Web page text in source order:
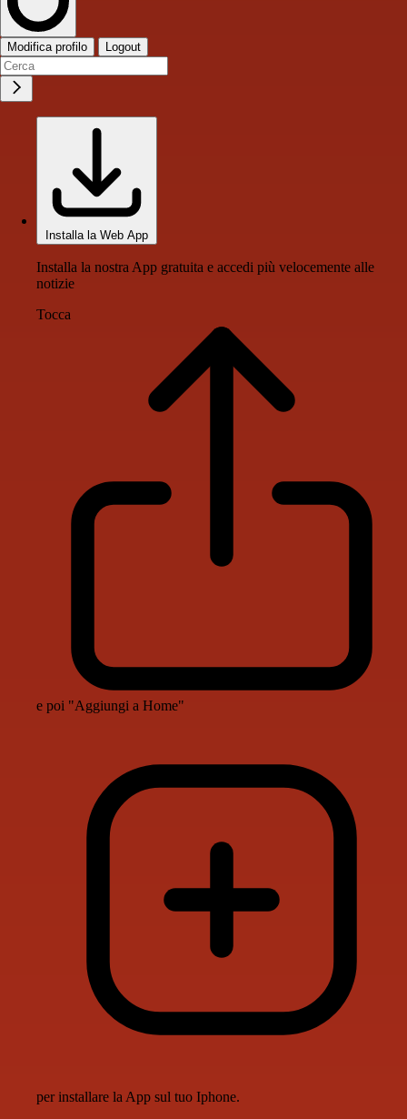
Modifica profilo Logout
Installa la Web App
Installa la nostra App gratuita e accedi più velocemente alle
notizie
Tocca
e poi "Aggiungi a Home"
per installare la App sul tuo Iphone.